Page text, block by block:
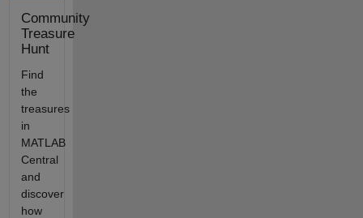
Community
Treasure
Hunt
Find
the
treasures
in
MATLAB
Central
and
discover
how